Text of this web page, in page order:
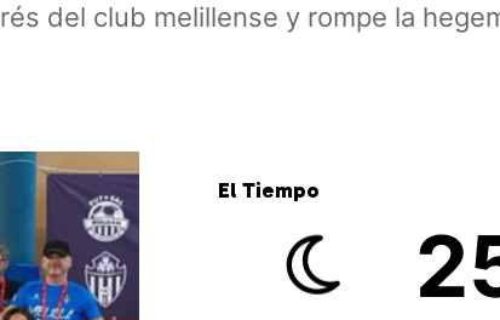
del club melillense y rompe la
El Tiempo